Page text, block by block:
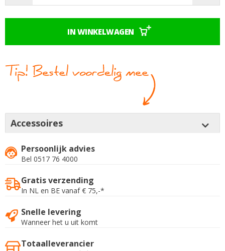
Accessoires
IN WINKELWAGEN
Persoonlijk advies
Bel 0517 76 4000
Gratis verzending
In NL en BE vanaf € 75,-*
Snelle levering
Wanneer het u uit komt
Totaalleverancier